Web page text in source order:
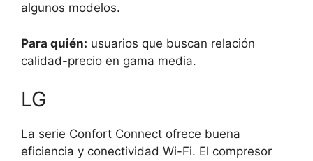
algunos modelos.
Para quién: usuarios que buscan relación
calidad-precio en gama media.
LG
La serie Confort Connect ofrece buena
eficiencia y conectividad Wi-Fi. El compresor